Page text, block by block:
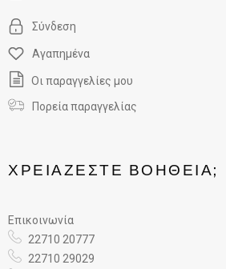
Σύνδεση
Αγαπημένα
Οι παραγγελίες μου
Πορεία παραγγελίας
ΧΡΕΙΆΖΕΣΤΕ ΒΟΉΘΕΙΑ;
Επικοινωνία
22710 20777
22710 29029